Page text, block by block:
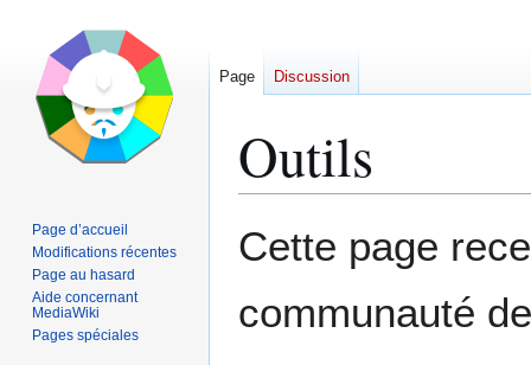
Outils
à
navigation
à
recherche
Cette page
communauté
Page Discussion
Page d’accueil
Modifications récentes
Page au hasard
Aide concernant
MediaWiki
Pages spéciales